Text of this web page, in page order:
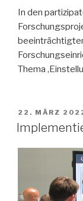
In den
Thema
AM
22. MÄRZ